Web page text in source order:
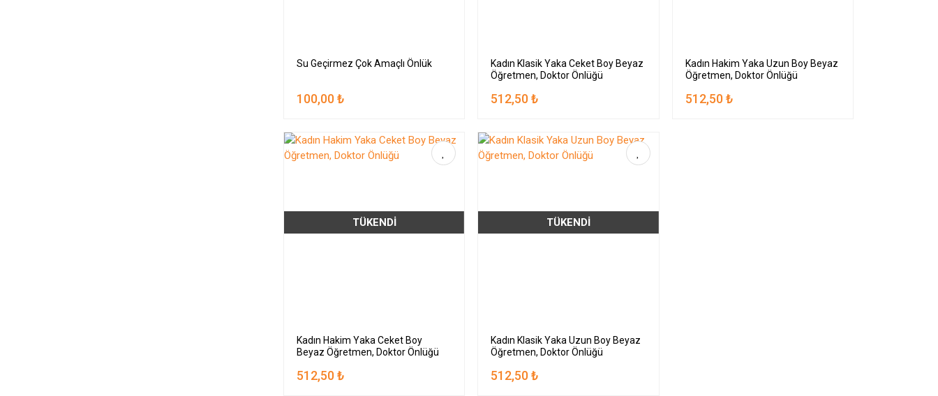
Su Geçirmez Çok Amaçlı Önlük
100,00 ₺
Kadın Klasik Yaka Ceket Boy Beyaz
Öğretmen, Doktor Önlüğü
512,50 ₺
Kadın Hakim Yaka Uzun Boy Beyaz
Öğretmen, Doktor Önlüğü
512,50 ₺
TÜKENDİ
Kadın Hakim Yaka Ceket Boy
Beyaz Öğretmen, Doktor Önlüğü
512,50 ₺
TÜKENDİ
Kadın Klasik Yaka Uzun Boy Beyaz
Öğretmen, Doktor Önlüğü
512,50 ₺